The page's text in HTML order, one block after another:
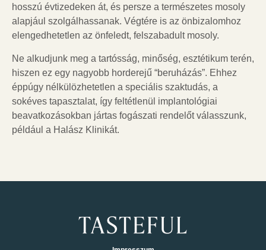
hosszú évtizedeken át, és persze a természetes mosoly
alapjául szolgálhassanak. Végtére is az önbizalomhoz
elengedhetetlen az önfeledt, felszabadult mosoly.
Ne alkudjunk meg a tartósság, minőség, esztétikum terén,
hiszen ez egy nagyobb horderejű “beruházás”. Ehhez
éppúgy nélkülözhetetlen a speciális szaktudás, a
sokéves tapasztalat, így feltétlenül implantológiai
beavatkozásokban jártas fogászati rendelőt válasszunk,
például a Halász Klinikát.